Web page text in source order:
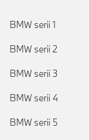
BMW serii 1
BMW serii 2
BMW serii 3
BMW serii 4
BMW serii 5